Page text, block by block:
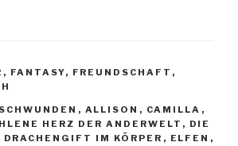
, FANTASY, FREUNDSCHAFT ,
, ALLISON , CAMILLA ,
HERZ DER ANDERWELT , DIE
DRACHENGIFT IM KÖRPER , ELFEN ,